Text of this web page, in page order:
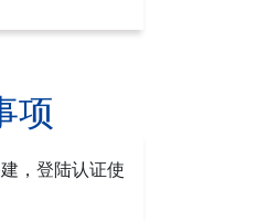
项
，登陆认证使